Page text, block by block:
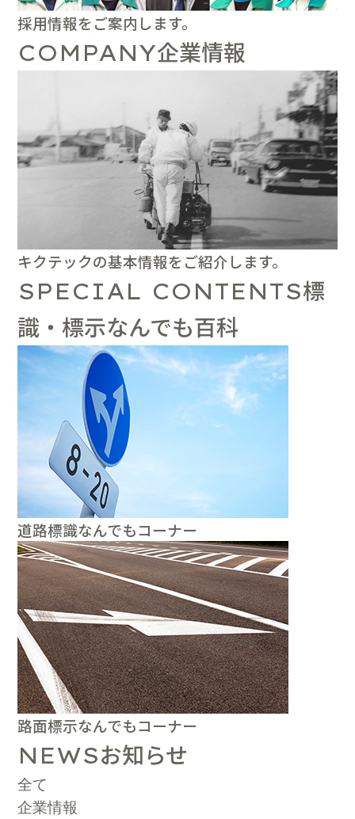
採用情報をご案内します。
COMPANY企業情報
キクテックの基本情報をご紹介します。
SPECIAL CONTENTS標
識・標示なんでも百科
道路標識なんでもコーナー
路面標示なんでもコーナー
NEWSお知らせ
全て
企業情報